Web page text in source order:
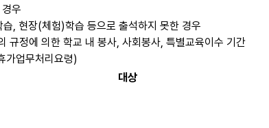
우
, 현장(체험)학습 등으로 출석하지 못한 경우
규정에 의한 학교 내 봉사, 사회봉사, 특별교육이수 기간
가업무처리요령)
대상